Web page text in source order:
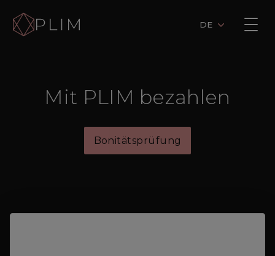
DE
Mit PLIM bezahlen
Bonitätsprüfung